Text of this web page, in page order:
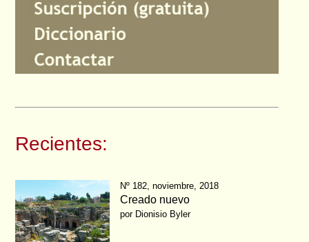
Recientes:
Nº 182, noviembre, 2018
Creado nuevo
por Dionisio Byler